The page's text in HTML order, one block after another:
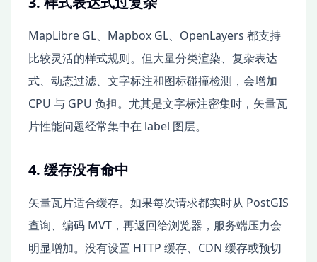
MapLibre GL、Mapbox GL、OpenLayers 都支持
比较灵活的样式规则。但大量分类渲染、复杂表达
式、动态过滤、文字标注和图标碰撞检测，会增加
CPU 与 GPU 负担。尤其是文字标注密集时，矢量瓦
片性能问题经常集中在 label 图层。
4. 缓存没有命中
矢量瓦片适合缓存。如果每次请求都实时从 PostGIS
查询、编码 MVT，再返回给浏览器，服务端压力会
明显增加。没有设置 HTTP 缓存、CDN 缓存或预切